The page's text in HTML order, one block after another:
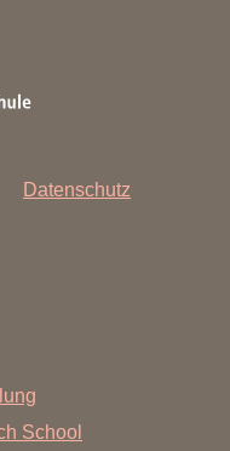
Datenschutz
School